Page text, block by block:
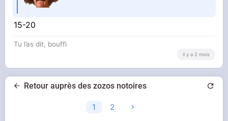
15-20
Tu l’as dit, bouffi
il y a 2 mois
Retour auprès des zozos notoires
1 2